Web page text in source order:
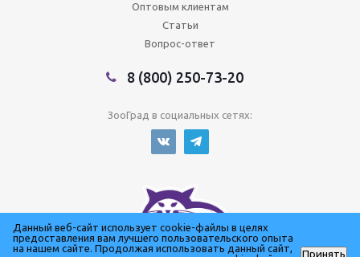
Оптовым клиентам
Статьи
Вопрос-ответ
8 (800) 250-73-20
ЗооГрад в социальных сетях:
Данный веб-сайт использует cookie-файлы в целях
предоставления вам лучшего пользовательского опыта
на нашем сайте. Продолжая использовать данный сайт,
Принять